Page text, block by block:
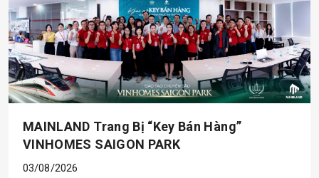
MAINLAND Trang Bị “key Bán Hàng”
VINHOMES SAIGON PARK
03/08/2026